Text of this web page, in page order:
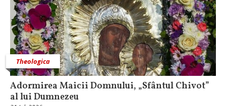
Theologica
Adormirea Maicii Domnului, „Sfântul Chivot”
al lui Dumnezeu